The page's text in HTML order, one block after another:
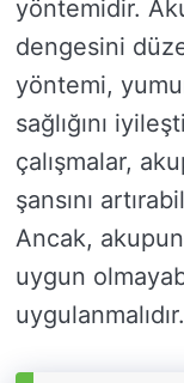
yöntemidir.
dengesini
yöntemi,
sağlığını
çalışmalar,
şansını
Ancak,
uygun
uygulanmalıdır.